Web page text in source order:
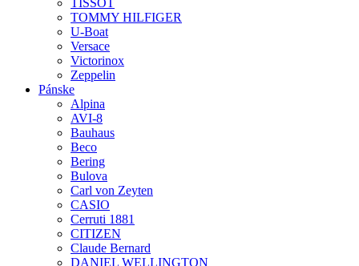
TISSOT
TOMMY HILFIGER
U-Boat
Versace
Victorinox
Zeppelin
Pánske
Alpina
AVI-8
Bauhaus
Beco
Bering
Bulova
Carl von Zeyten
CASIO
Cerruti 1881
CITIZEN
Claude Bernard
DANIEL WELLINGTON